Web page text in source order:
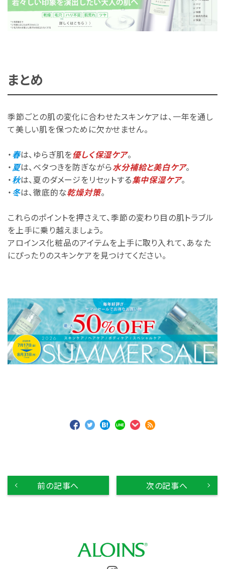
まとめ
季節ごとの肌の変化に合わせたスキンケアは、一年を通し
て美しい肌を保つために欠かせません。
・春は、ゆらぎ肌を優しく保湿ケア。
・夏は、ベタつきを防ぎながら水分補給と美白ケア。
・秋は、夏のダメージをリセットする集中保湿ケア。
・冬は、徹底的な乾燥対策。
これらのポイントを押さえて、季節の変わり目の肌トラブル
を上手に乗り越えましょう。
アロインス化粧品のアイテムを上手に取り入れて、あなた
にぴったりのスキンケアを見つけてください。
前の記事へ 次の記事へ